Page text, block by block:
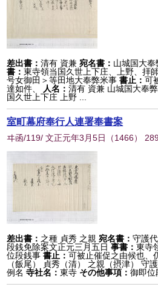
差出書：清有 資兼 宛名書： 山城国大奉
書：東寺領当国久世上下庄、上野、拝
号女御田＞等田地大奉弊米事 書止：可
達如件、
人名：清有 資兼 山城国大奉
国久世上下庄 上野 ...
室町幕府奉行人連署奉書案
ヰ函/119/ 文正元年3月5日 （1466）
差出書： 之種 貞秀 之親 宛名書：守護代
段銭免除案文正元三月五日 事書：東寺
位段銭事 書止：可被止催促之由候也、
（飯尾） 貞秀（清） 之親（摂津） 守
例名 寺社名：東寺 その他事項：御即位